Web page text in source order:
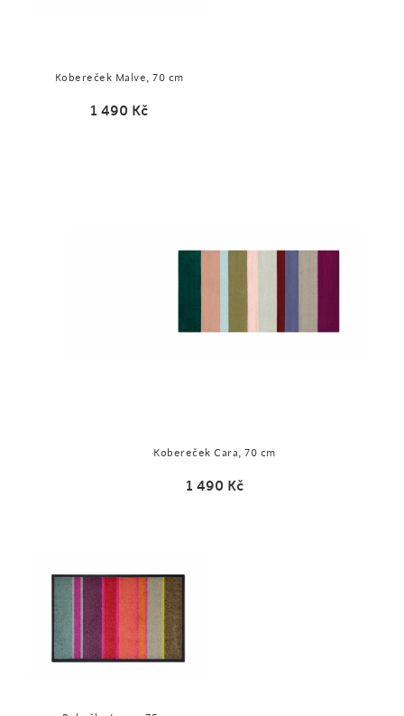
Kobereček Malve, 70 cm
1 490 Kč
Kobereček Cara, 70 cm
1 490 Kč